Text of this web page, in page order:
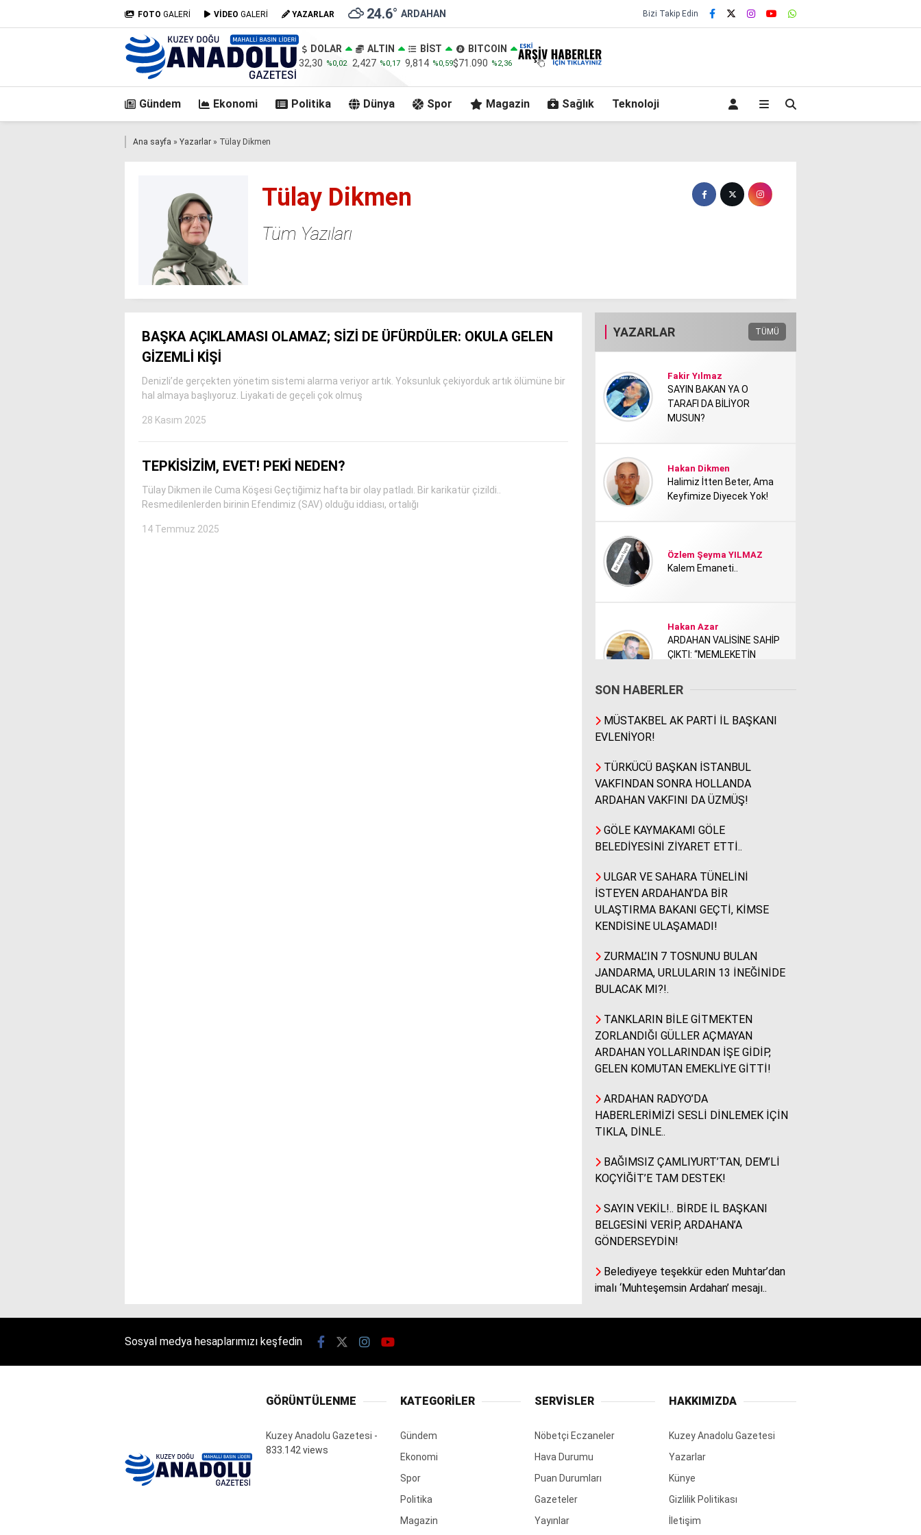
FOTO GALERİ VİDEO GALERİ YAZARLAR 24.6° ARDAHAN Bizi Takip Edin
DOLAR
32,30 %0,02
ALTIN
2,427 %0,17
BİST
9,814 %0,59
BITCOIN
$71.090 %2,36
Gündem Ekonomi Politika Dünya Spor Magazin Sağlık Teknoloji
Ana sayfa » Yazarlar » Tülay Dikmen
Tülay Dikmen
Tüm Yazıları
BAŞKA AÇIKLAMASI OLAMAZ; SİZİ DE ÜFÜRDÜLER: OKULA GELEN
GİZEMLİ KİŞİ
Denizli’de gerçekten yönetim sistemi alarma veriyor artık. Yoksunluk çekiyorduk artık ölümüne bir
hal almaya başlıyoruz. Liyakati de geçeli çok olmuş
28 Kasım 2025
TEPKİSİZİM, EVET! PEKİ NEDEN?
Tülay Dikmen ile Cuma Köşesi Geçtiğimiz hafta bir olay patladı. Bir karikatür çizildi..
Resmedilenlerden birinin Efendimiz (SAV) olduğu iddiası, ortalığı
14 Temmuz 2025
YAZARLAR TÜMÜ
Fakir Yılmaz
SAYIN BAKAN YA O
TARAFI DA BİLİYOR
MUSUN?
Hakan Dikmen
Halimiz İtten Beter, Ama
Keyfimize Diyecek Yok!
Özlem Şeyma YILMAZ
Kalem Emaneti..
Hakan Azar
ARDAHAN VALİSİNE SAHİP
ÇIKTI: “MEMLEKETİN
RAHATSIZ ETTİ?”
İsmail Ögeday
Blok Mermer Fuarı ve
Kaçırılmaması Gereken
Sevinç Akçetin
Açmak Gerekir..
Yazıcıoğlu Ümit
Rahmi Koç ve Binali
Yıldırım
Sinan KARAÇAY
CHP NE YAPMALI?
Murat Akkuş
Bin Yılların Kürt Efsanesi:
HUKUKÇU GÖZÜYLE
İSLAM DÜNYASININ
BUMERANGI
Tülay Dikmen
BAŞKA AÇIKLAMASI
ÜFÜRDÜLER: OKULA
CHP'yi öcüleştirdiniz yahu
HAFIZA GÜNLERİ
Araftaki Millet!
SON HABERLER
MÜSTAKBEL AK PARTİ İL BAŞKANI
EVLENİYOR!
TÜRKÜCÜ BAŞKAN İSTANBUL
VAKFINDAN SONRA HOLLANDA
ARDAHAN VAKFINI DA ÜZMÜŞ!
GÖLE KAYMAKAMI GÖLE
BELEDİYESİNİ ZİYARET ETTİ..
ULGAR VE SAHARA TÜNELİNİ
İSTEYEN ARDAHAN’DA BİR
ULAŞTIRMA BAKANI GEÇTİ, KİMSE
KENDİSİNE ULAŞAMADI!
ZURMAL’IN 7 TOSNUNU BULAN
JANDARMA, URLULARIN 13 İNEĞİNİDE
BULACAK MI?!.
TANKLARIN BİLE GİTMEKTEN
ZORLANDIĞI GÜLLER AÇMAYAN
ARDAHAN YOLLARINDAN İŞE GİDİP,
GELEN KOMUTAN EMEKLİYE GİTTİ!
ARDAHAN RADYO’DA
HABERLERİMİZİ SESLİ DİNLEMEK İÇİN
TIKLA, DİNLE..
BAĞIMSIZ ÇAMLIYURT’TAN, DEM’Lİ
KOÇYİĞİT’E TAM DESTEK!
SAYIN VEKİL!.. BİRDE İL BAŞKANI
BELGESİNİ VERİP, ARDAHAN’A
GÖNDERSEYDİN!
Belediyeye teşekkür eden Muhtar’dan
imalı ‘Muhteşemsin Ardahan’ mesajı..
Sosyal medya hesaplarımızı keşfedin
GÖRÜNTÜLENME
Kuzey Anadolu Gazetesi -
833.142 views
KATEGORİLER
Gündem
Ekonomi
Spor
Politika
Magazin
SERVİSLER
Nöbetçi Eczaneler
Hava Durumu
Puan Durumları
Gazeteler
Yayınlar
HAKKIMIZDA
Kuzey Anadolu Gazetesi
Yazarlar
Künye
Gizlilik Politikası
İletişim